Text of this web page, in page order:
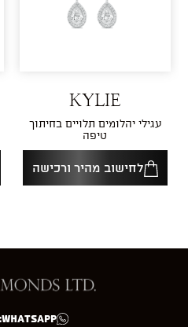
KYLIE
עגילי יהלומים תלויים בחיתוך
טיפה
לחישוב מהיר ורכישה
WhatsApp: